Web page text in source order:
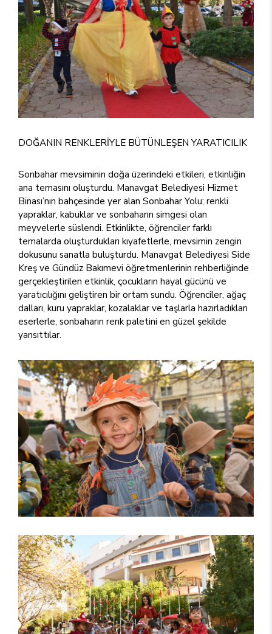
DOĞANIN RENKLERİYLE BÜTÜNLEŞEN YARATICILIK
Sonbahar mevsiminin doğa üzerindeki etkileri, etkinliğin
ana temasını oluşturdu. Manavgat Belediyesi Hizmet
Binası’nın bahçesinde yer alan Sonbahar Yolu; renkli
yapraklar, kabuklar ve sonbaharın simgesi olan
meyvelerle süslendi. Etkinlikte, öğrenciler farklı
temalarda oluşturdukları kıyafetlerle, mevsimin zengin
dokusunu sanatla buluşturdu. Manavgat Belediyesi Side
Kreş ve Gündüz Bakımevi öğretmenlerinin rehberliğinde
gerçekleştirilen etkinlik, çocukların hayal gücünü ve
yaratıcılığını geliştiren bir ortam sundu. Öğrenciler, ağaç
dalları, kuru yapraklar, kozalaklar ve taşlarla hazırladıkları
eserlerle, sonbaharın renk paletini en güzel şekilde
yansıttılar.